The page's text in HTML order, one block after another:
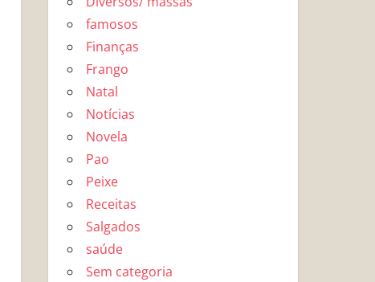
famosos
Finanças
Frango
Natal
Notícias
Novela
Pao
Peixe
Receitas
Salgados
saúde
Sem categoria